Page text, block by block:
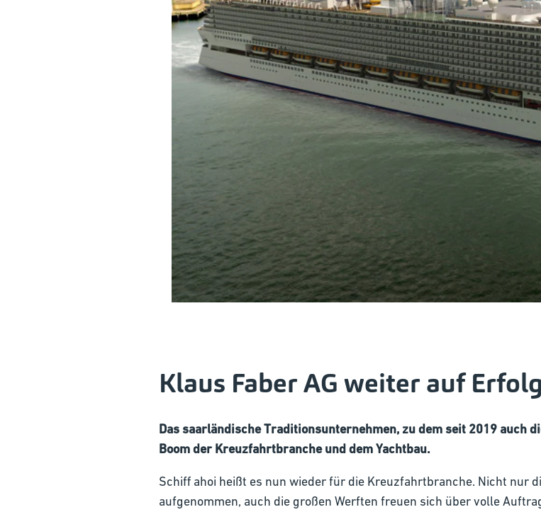
Klaus Faber AG weiter auf
Das saarländische Traditionsunternehmen, zu dem seit 2019 auch
Boom der Kreuzfahrtbranche und dem Yachtbau.
Schiff ahoi heißt es nun wieder für die Kreuzfahrtbranche. Nicht nur
aufgenommen, auch die großen Werften freuen sich über volle